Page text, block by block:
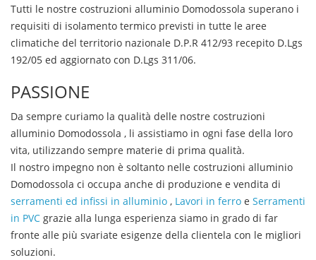
Tutti le nostre costruzioni alluminio Domodossola superano i
requisiti di isolamento termico previsti in tutte le aree
climatiche del territorio nazionale D.P.R 412/93 recepito D.Lgs
192/05 ed aggiornato con D.Lgs 311/06.
PASSIONE
Da sempre curiamo la qualità delle nostre costruzioni
alluminio Domodossola , li assistiamo in ogni fase della loro
vita, utilizzando sempre materie di prima qualità.
Il nostro impegno non è soltanto nelle costruzioni alluminio
Domodossola ci occupa anche di produzione e vendita di
serramenti ed infissi in alluminio , Lavori in ferro e Serramenti
in PVC grazie alla lunga esperienza siamo in grado di far
fronte alle più svariate esigenze della clientela con le migliori
soluzioni.